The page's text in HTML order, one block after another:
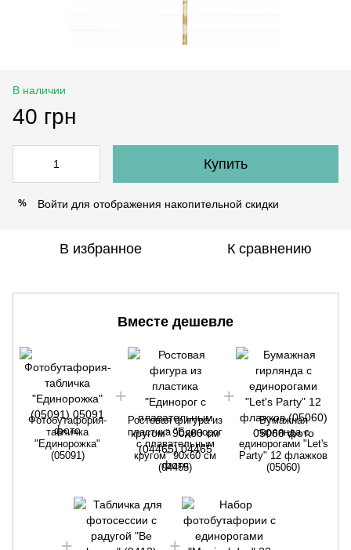
В наличии
40 грн
Купить
% Войти для отображения накопительной скидки
В избранное К сравнению
Вместе дешевле
Фотобутафория-
табличка
"Единорожка"
(05091)
Ростовая фигура из
пластика "Единорог
с плавательным
кругом" 90х60 см
(04465)
Бумажная
гирлянда с
единорогами "Let's
Party" 12 флажков
(05060)